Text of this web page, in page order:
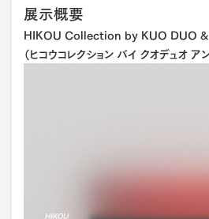
展示概要
HIKOU Collection by KUO DUO &
（ヒコウコレクション バイ クオデュオ ア